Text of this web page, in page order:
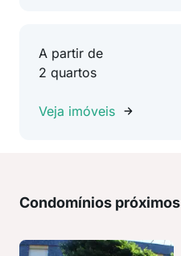
A partir de
2 quartos
Veja imóveis
Condomínios próximos